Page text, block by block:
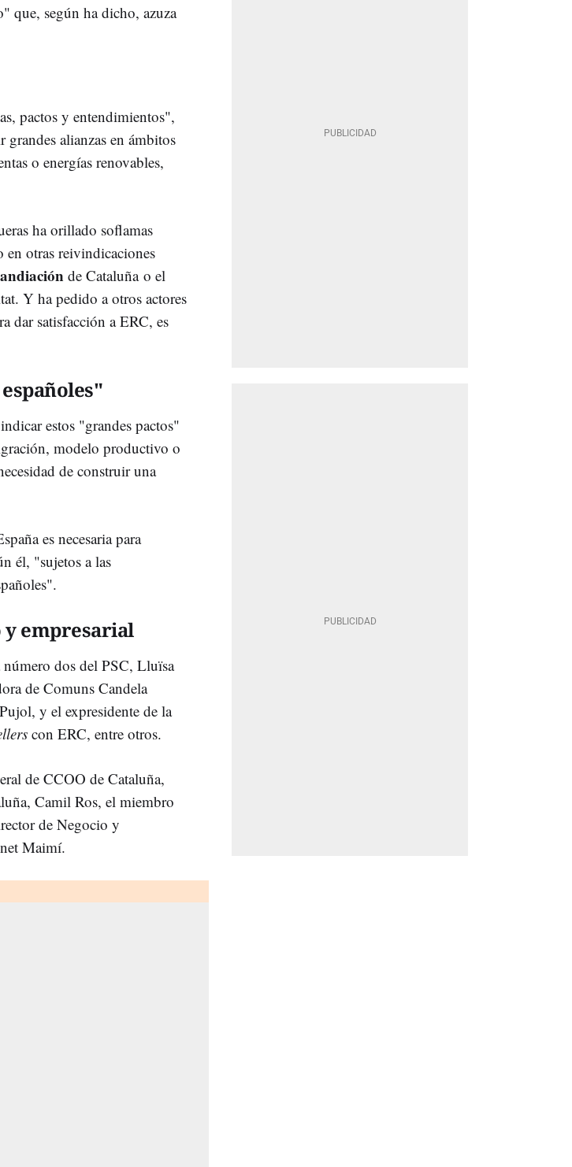
que, según ha dicho, azuza
pactos y entendimientos",
grandes alianzas en ámbitos
o energías renovables,
ha orillado soflamas
en otras reivindicaciones
de Cataluña o el
Y ha pedido a otros actores
dar satisfacción a ERC, es
estos "grandes pactos"
modelo productivo o
de construir una
es necesaria para
él, "sujetos a las
empresarial
dos del PSC, Lluïsa
de Comuns Candela
y el expresidente de la
con ERC, entre otros.
de CCOO de Cataluña,
Camil Ros, el miembro
de Negocio y
Maimí.